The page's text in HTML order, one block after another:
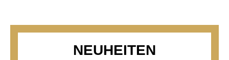
NEUHEITEN